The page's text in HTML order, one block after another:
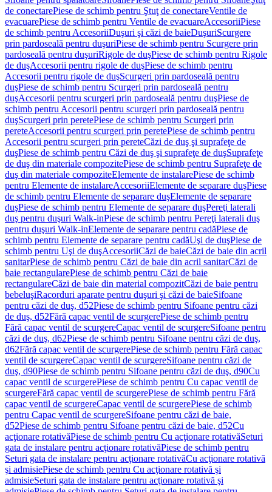
de conectarePiese de schimb pentru Ştuţ de conectareVentile de
evacuarePiese de schimb pentru Ventile de evacuareAccesoriiPiese
de schimb pentru AccesoriiDuşuri şi căzi de baieDuşuriScurgere
prin pardoseală pentru duşuriPiese de schimb pentru Scurgere prin
pardoseală pentru duşuriRigole de duşPiese de schimb pentru Rigole
de duşAccesorii pentru rigole de duşPiese de schimb pentru
Accesorii pentru rigole de duşScurgeri prin pardoseală pentru
duşPiese de schimb pentru Scurgeri prin pardoseală pentru
duşAccesorii pentru scurgeri prin pardoseală pentru duşPiese de
schimb pentru Accesorii pentru scurgeri prin pardoseală pentru
duşScurgeri prin peretePiese de schimb pentru Scurgeri prin
pereteAccesorii pentru scurgeri prin peretePiese de schimb pentru
Accesorii pentru scurgeri prin pereteCăzi de duş şi suprafeţe de
duşPiese de schimb pentru Căzi de duş şi suprafeţe de duşSuprafeţe
de duş din materiale compozitePiese de schimb pentru Suprafeţe de
duş din materiale compoziteElemente de instalarePiese de schimb
pentru Elemente de instalareAccesoriiElemente de separare duşPiese
de schimb pentru Elemente de separare duşElemente de separare
duşPiese de schimb pentru Elemente de separare duşPereţi laterali
duş pentru duşuri Walk-inPiese de schimb pentru Pereţi laterali duş
pentru duşuri Walk-inElemente de separare pentru cadăPiese de
schimb pentru Elemente de separare pentru cadăUşi de duşPiese de
schimb pentru Uşi de duşAccesoriiCăzi de baieCăzi de baie din acril
sanitarPiese de schimb pentru Căzi de baie din acril sanitarCăzi de
baie rectangularePiese de schimb pentru Căzi de baie
rectangulareCăzi de baie din material compozitCăzi de baie pentru
bebeluşiRacorduri aparate pentru duşuri şi căzi de baieSifoane
pentru căzi de duş, d52Piese de schimb pentru Sifoane pentru căzi
de duş, d52Fără capac ventil de scurgerePiese de schimb pentru
Fără capac ventil de scurgereCapac ventil de scurgereSifoane pentru
căzi de duş, d62Piese de schimb pentru Sifoane pentru căzi de duş,
d62Fără capac ventil de scurgerePiese de schimb pentru Fără capac
ventil de scurgereCapac ventil de scurgereSifoane pentru căzi de
duş, d90Piese de schimb pentru Sifoane pentru căzi de duş, d90Cu
capac ventil de scurgerePiese de schimb pentru Cu capac ventil de
scurgereFără capac ventil de scurgerePiese de schimb pentru Fără
capac ventil de scurgereCapac ventil de scurgerePiese de schimb
pentru Capac ventil de scurgereSifoane pentru căzi de baie,
d52Piese de schimb pentru Sifoane pentru căzi de baie, d52Cu
acţionare rotativăPiese de schimb pentru Cu acţionare rotativăSeturi
gata de instalare pentru acţionare rotativăPiese de schimb pentru
Seturi gata de instalare pentru acţionare rotativăCu acţionare rotativă
şi admisiePiese de schimb pentru Cu acţionare rotativă şi
admisieSeturi gata de instalare pentru acţionare rotativă şi